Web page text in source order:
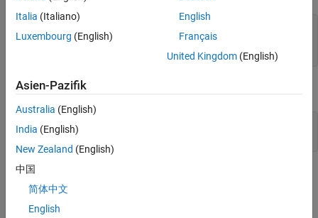
   bar = 10;
Example — Incorrect
if foo > 0;bar = 10;
end
Sub ID b
Executable statements shall end with a semicolon.
Italia (Italiano)
Luxembourg (English)
English
Français
United Kingdom(English)
Asien-Pazifik
Australia (English)
India (English)
New Zealand (English)
中国
简体中文
English